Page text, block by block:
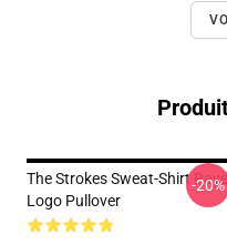
The Strokes Sweat-Shirt Rayé
Logo Pullover
-20%